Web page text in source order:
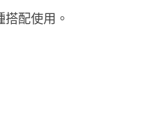
配使用。